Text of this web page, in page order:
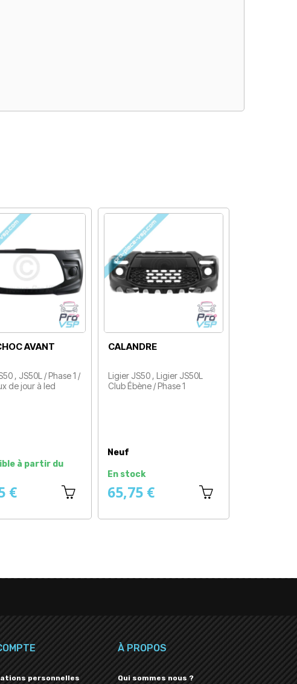
COLLE À PARE BRISE
Pour remplacer votre pare
brise ou coller vos éléments
9,58 €
Ligier Ixo , JS50 phase 1 ,
JS50L phase 1 / Réglage
266,58 €
personnelles
À PROPOS
Qui sommes nous ?